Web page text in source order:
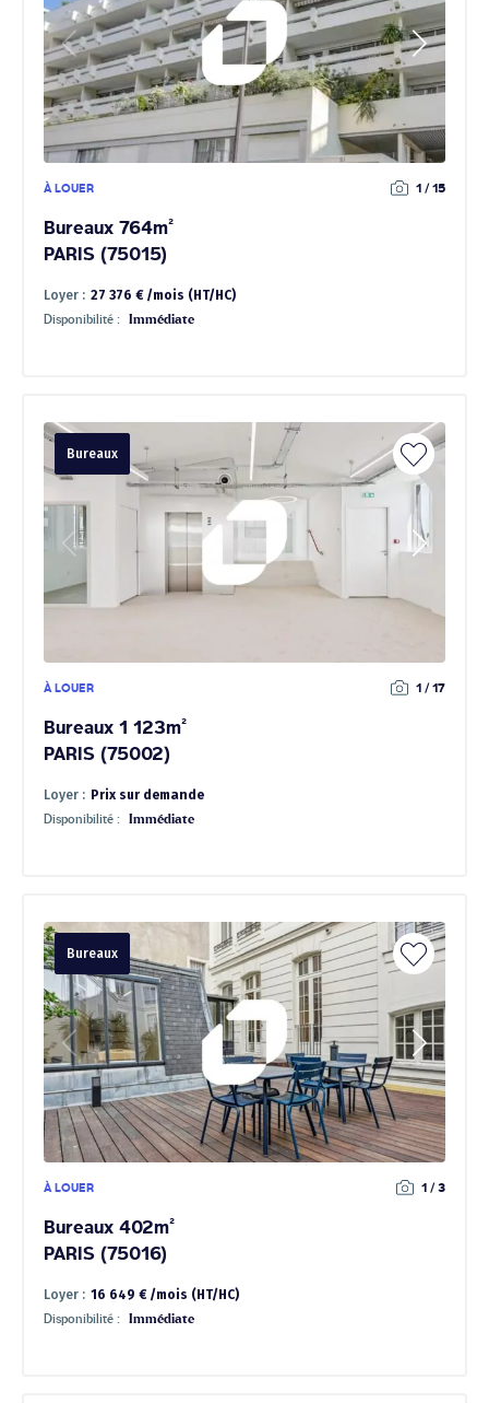
À LOUER 1 / 15
Bureaux 764m²
PARIS (75015)
Loyer : 27 376 € /mois (HT/HC)
Disponibilité : Immédiate
Bureaux
À LOUER 1 / 17
Bureaux 1 123m²
PARIS (75002)
Loyer : Prix sur demande
Disponibilité : Immédiate
Bureaux
À LOUER 1 / 3
Bureaux 402m²
PARIS (75016)
Loyer : 16 649 € /mois (HT/HC)
Disponibilité : Immédiate